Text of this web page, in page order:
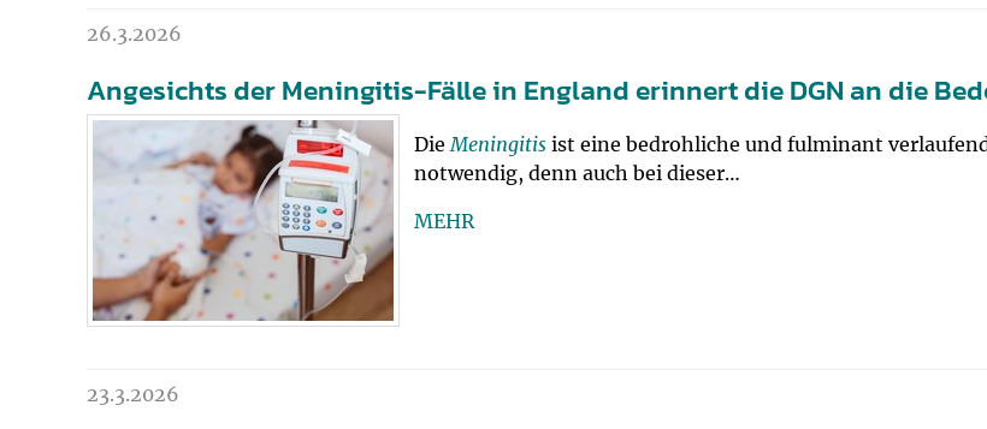
26.3.2026
Angesichts der Meningitis-Fälle in England erinnert die DGN an die
DieMeningitis ist eine bedrohliche und fulminant
notwendig, denn auch bei dieser…
MEHR
23.3.2026